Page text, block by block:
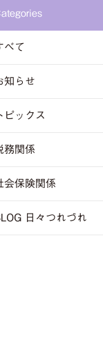
べて
知らせ
ピックス
務関係
会保険関係
日々つれづれ